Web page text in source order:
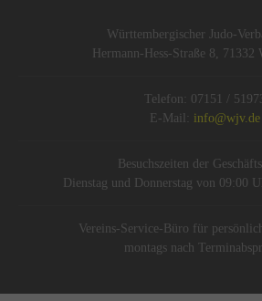
Württembergischer Judo-
Hermann-Hess-Straße 8, 71332
Telefon: 07151 /
E-Mail: info@wjv.de
Besuchszeiten der
Dienstag und Donnerstag von 09:00
Vereins-Service-Büro für
montags nach